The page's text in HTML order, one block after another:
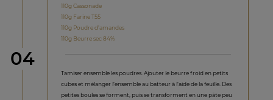
étape
04
110g Cassonade
110g Farine T55
110g Poudre d’amandes
110g Beurre sec 84%
Tamiser ensemble les poudres. Ajouter le beurre froid en petits
cubes et mélanger l’ensemble au batteur à l’aide de la feuille. Des
petites boules se forment, puis se transforment en une pâte peu